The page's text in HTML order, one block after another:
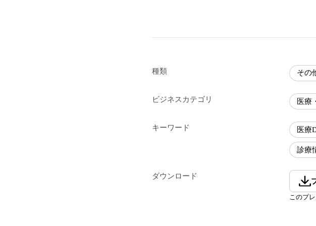
種類 その
ビジネスカテゴリ 医療
キーワード 医療
診療
ダウンロード
このプ